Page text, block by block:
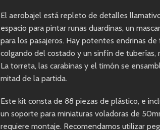
El aerobajel está repleto de detalles
espacio para pintar runas duardinas, un
para los pasajeros. Hay potentes endrinas
colgando del costado y un sinfín de tuberías,
La torreta, las carabinas y el timón se
mitad de la partida.
Este kit consta de 88 piezas de plástico, e
un soporte para miniaturas voladoras de
requiere montaje. Recomendamos utilizar